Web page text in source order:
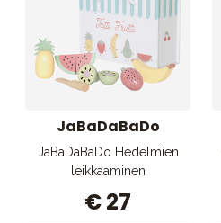
JaBaDaBaDo
JaBaDaBaDo Hedelmien
leikkaaminen
€ 27